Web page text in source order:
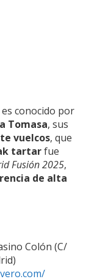
es conocido por
Tomasa, sus
vuelcos, que
tartarfue
Fusión 2025,
de alta
Colón (C/